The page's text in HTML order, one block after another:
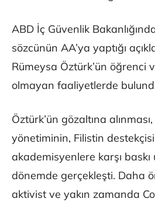
ABD İç Güvenlik
sözcünün AA’ya yaptığı
Rümeysa Öztürk’ün öğrenci
olmayan faaliyetlerde
Öztürk’ün gözaltına
yönetiminin, Filistin
akademisyenlere karşı baskı
dönemde gerçekleşti. Daha
aktivist ve yakın zamanda